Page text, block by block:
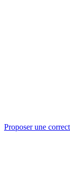
Proposer une